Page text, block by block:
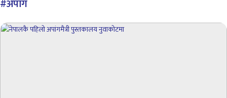
#अपांग